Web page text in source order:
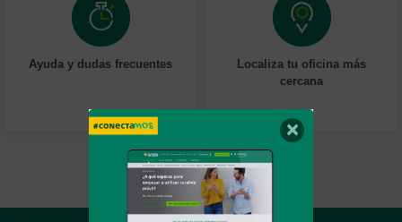
Ayuda y dudas frecuentes
Localiza tu oficina más
cercana
×